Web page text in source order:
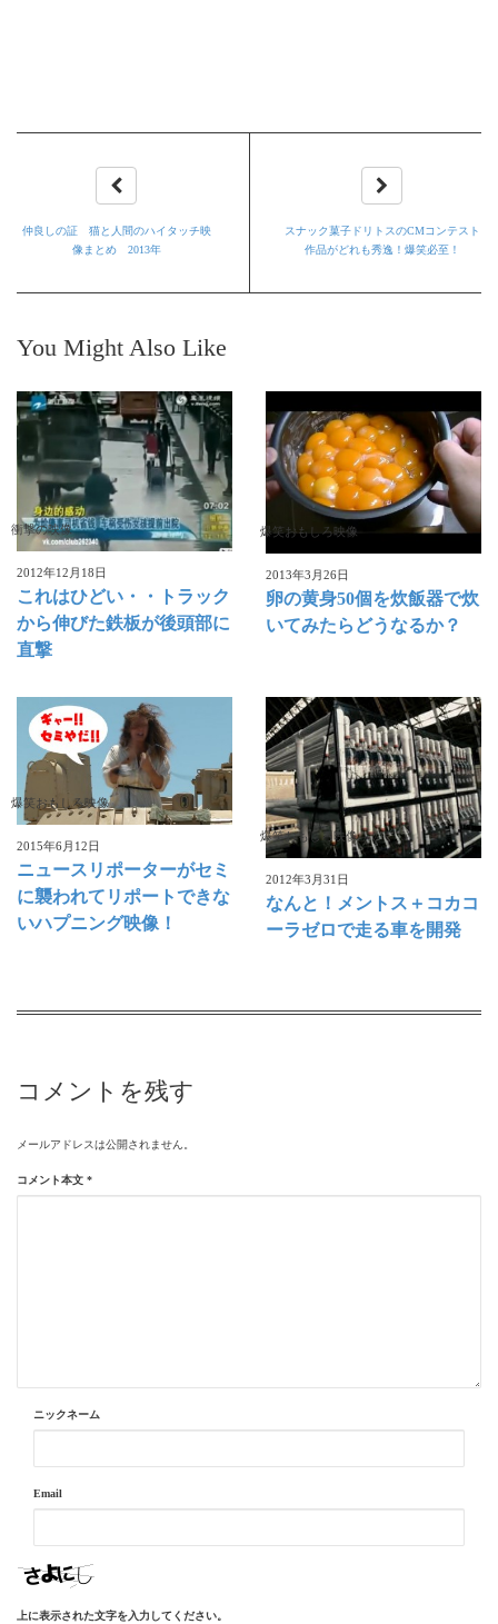
仲良しの証 猫と人間のハイタッチ映
像まとめ 2013年
スナック菓子ドリトスのCMコンテスト
作品がどれも秀逸！爆笑必至！
You Might Also Like
衝撃の映像
2012年12月18日
これはひどい・・トラック
から伸びた鉄板が後頭部に
直撃
爆笑おもしろ映像
2013年3月26日
卵の黄身50個を炊飯器で炊
いてみたらどうなるか？
爆笑おもしろ映像
2015年6月12日
ニュースリポーターがセミ
に襲われてリポートできな
いハプニング映像！
爆笑おもしろ映像
2012年3月31日
なんと！メントス＋コカコ
ーラゼロで走る車を開発
コメントを残す
メールアドレスは公開されません。
コメント本文 *
ニックネーム
Email
上に表示された文字を入力してください。